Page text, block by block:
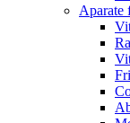
Aparate